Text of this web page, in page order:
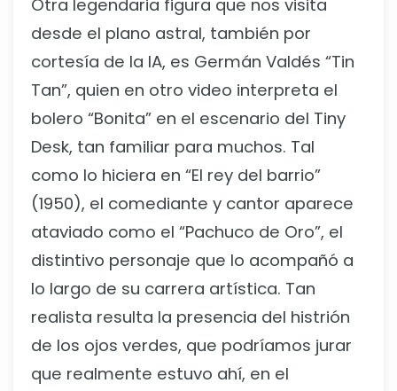
Otra legendaria figura que nos visita
desde el plano astral, también por
cortesía de la IA, es Germán Valdés “Tin
Tan”, quien en otro video interpreta el
bolero “Bonita” en el escenario del Tiny
Desk, tan familiar para muchos. Tal
como lo hiciera en “El rey del barrio”
(1950), el comediante y cantor aparece
ataviado como el “Pachuco de Oro”, el
distintivo personaje que lo acompañó a
lo largo de su carrera artística. Tan
realista resulta la presencia del histrión
de los ojos verdes, que podríamos jurar
que realmente estuvo ahí, en el